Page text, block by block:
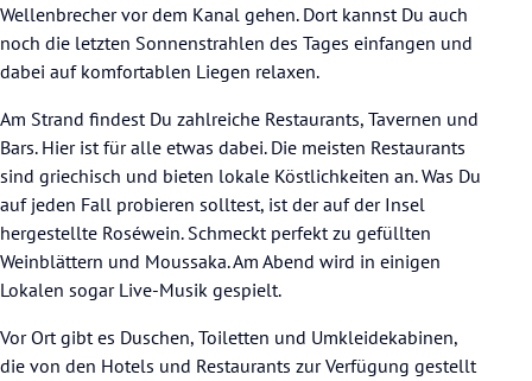
Wellenbrecher vor dem Kanal gehen. Dort kannst Du auch
noch die letzten Sonnenstrahlen des Tages einfangen und
dabei auf komfortablen Liegen relaxen.
Am Strand findest Du zahlreiche Restaurants, Tavernen und
Bars. Hier ist für alle etwas dabei. Die meisten Restaurants
sind griechisch und bieten lokale Köstlichkeiten an. Was Du
auf jeden Fall probieren solltest, ist der auf der Insel
hergestellte Roséwein. Schmeckt perfekt zu gefüllten
Weinblättern und Moussaka. Am Abend wird in einigen
Lokalen sogar Live-Musik gespielt.
Vor Ort gibt es Duschen, Toiletten und Umkleidekabinen,
die von den Hotels und Restaurants zur Verfügung gestellt